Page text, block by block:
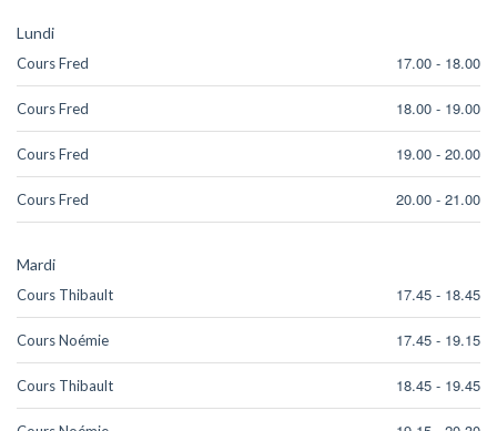
Lundi
Cours Fred 17.00 - 18.00
Cours Fred 18.00 - 19.00
Cours Fred 19.00 - 20.00
Cours Fred 20.00 - 21.00
Mardi
Cours Thibault 17.45 - 18.45
Cours Noémie 17.45 - 19.15
Cours Thibault 18.45 - 19.45